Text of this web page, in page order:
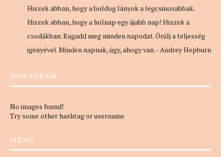
Hiszek abban, hogy a boldog lányok a legcsinosabbak.
Hiszek abban, hogy a holnap egy újabb nap! Hiszek a
csodákban. Ragadd meg minden napodat. Örülj a teljesség
igényével. Minden napnak, úgy, ahogy van. - Audrey Hepburn
INSTAGRAM
No images found!
Try some other hashtag or username
MENÜ